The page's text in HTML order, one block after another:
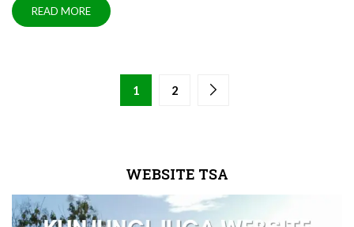
READ MORE
1 2
WEBSITE TSA